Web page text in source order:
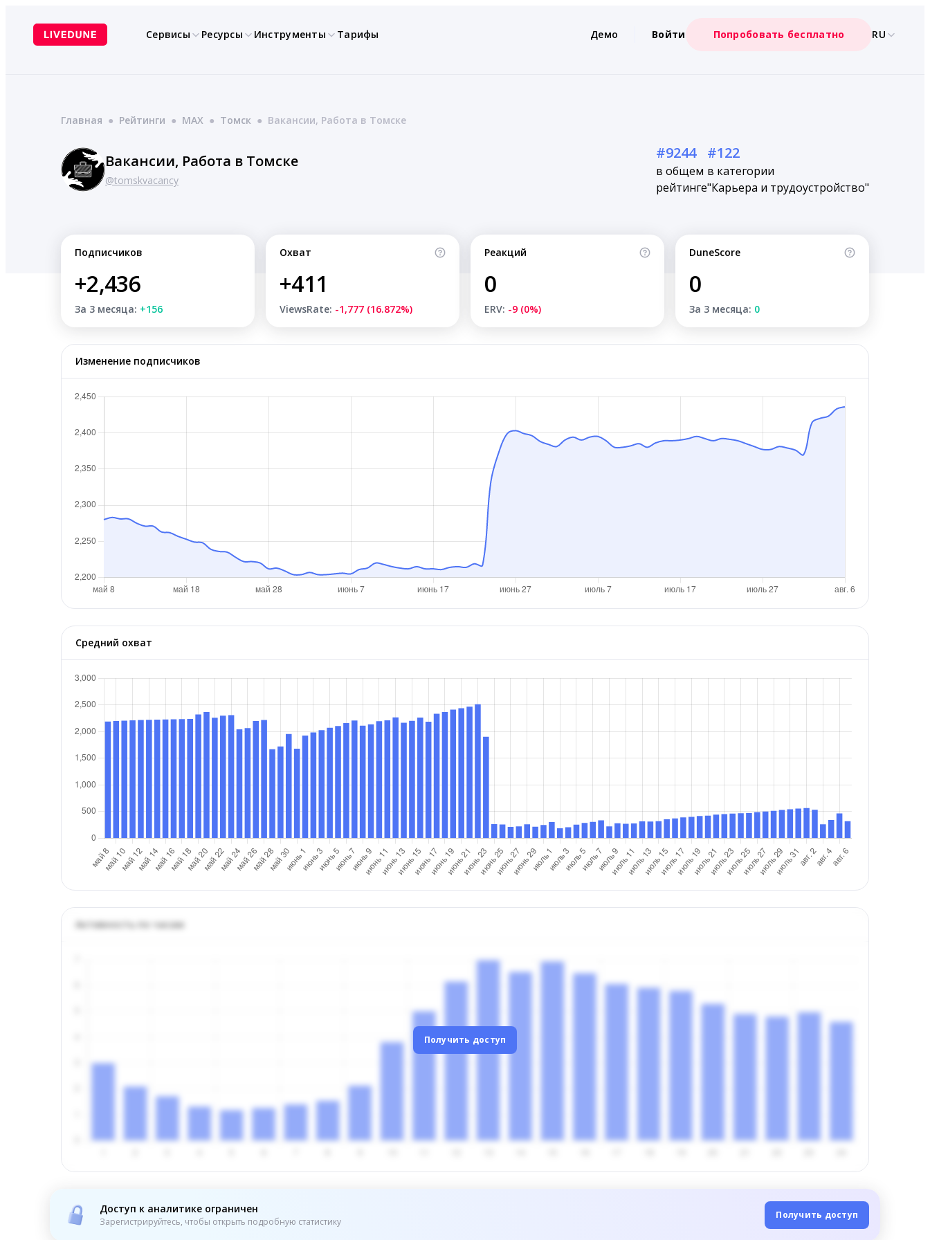
содержимому
Сервисы Ресурсы Инструменты Тарифы Демо Войти Попробовать бесплатно RU
Главная ● Рейтинги ● MAX ● Томск ● Вакансии, Работа в Томске
Вакансии, Работа в Томске
@tomskvacancy
#9244
в общем
рейтинге
#122
в категории
"Карьера и трудоустройство"
Подписчиков
+2,436
За 3 месяца: +156
Охват
+411
ViewsRate: -1,777 (16.872%)
Реакций
0
ERV: -9 (0%)
DuneScore
0
За 3 месяца: 0
Изменение подписчиков
Средний охват
Активность по часам
Получить доступ
Доступ к аналитике ограничен
Зарегистрируйтесь, чтобы открыть подробную статистику
Получить доступ